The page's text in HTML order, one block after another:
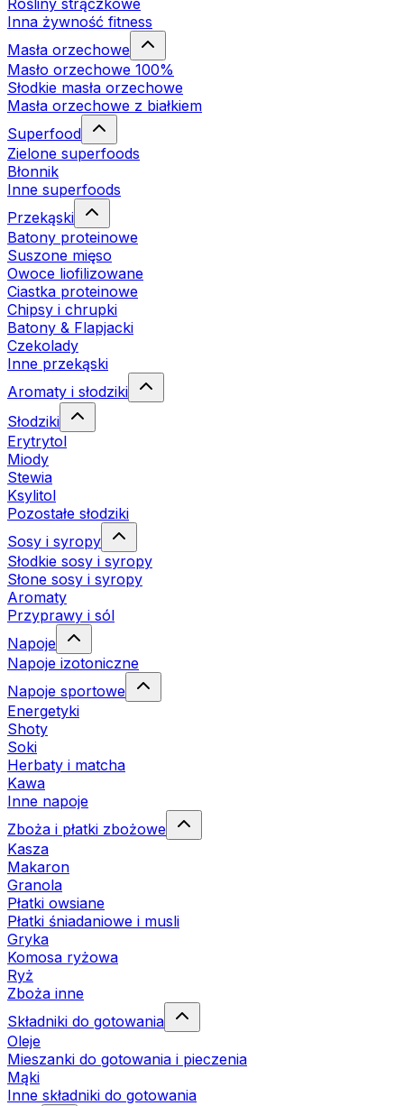
Rośliny strączkowe
Inna żywność fitness
Masła orzechowe
Masło orzechowe 100%
Słodkie masła orzechowe
Masła orzechowe z białkiem
Superfood
Zielone superfoods
Błonnik
Inne superfoods
Przekąski
Batony proteinowe
Suszone mięso
Owoce liofilizowane
Ciastka proteinowe
Chipsy i chrupki
Batony & Flapjacki
Czekolady
Inne przekąski
Aromaty i słodziki
Słodziki
Erytrytol
Miody
Stewia
Ksylitol
Pozostałe słodziki
Sosy i syropy
Słodkie sosy i syropy
Słone sosy i syropy
Aromaty
Przyprawy i sól
Napoje
Napoje izotoniczne
Napoje sportowe
Energetyki
Shoty
Soki
Herbaty i matcha
Kawa
Inne napoje
Zboża i płatki zbożowe
Kasza
Makaron
Granola
Płatki owsiane
Płatki śniadaniowe i musli
Gryka
Komosa ryżowa
Ryż
Zboża inne
Składniki do gotowania
Oleje
Mieszanki do gotowania i pieczenia
Mąki
Inne składniki do gotowania